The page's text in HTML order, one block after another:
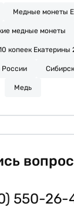
Медные монеты
медные монеты
копеек Екатерины
России
Медь
550-26-